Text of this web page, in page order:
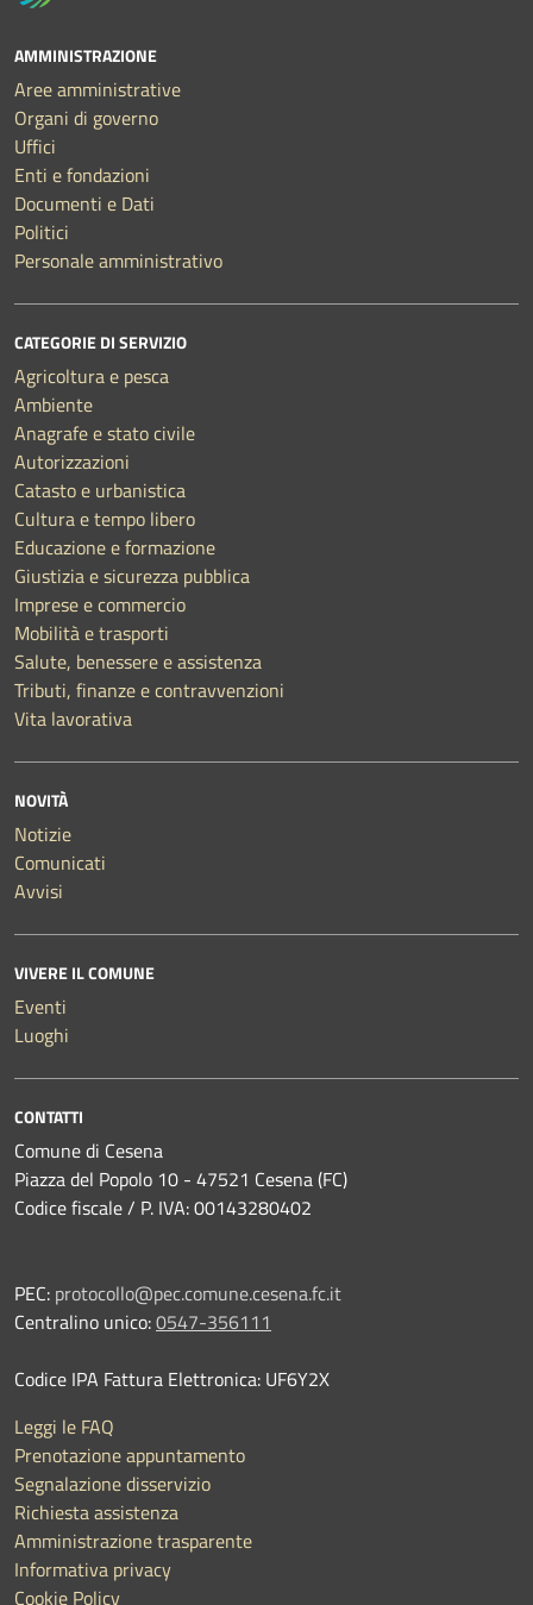
AMMINISTRAZIONE
Aree amministrative
Organi di governo
Uffici
Enti e fondazioni
Documenti e Dati
Politici
Personale amministrativo
CATEGORIE DI SERVIZIO
Agricoltura e pesca
Ambiente
Anagrafe e stato civile
Autorizzazioni
Catasto e urbanistica
Cultura e tempo libero
Educazione e formazione
Giustizia e sicurezza pubblica
Imprese e commercio
Mobilità e trasporti
Salute, benessere e assistenza
Tributi, finanze e contravvenzioni
Vita lavorativa
NOVITÀ
Notizie
Comunicati
Avvisi
VIVERE IL COMUNE
Eventi
Luoghi
CONTATTI
Comune di Cesena
Piazza del Popolo 10 - 47521 Cesena (FC)
Codice fiscale / P. IVA: 00143280402
PEC: protocollo@pec.comune.cesena.fc.it
Centralino unico:0547-356111
Codice IPA Fattura Elettronica: UF6Y2X
Leggi le FAQ
Prenotazione appuntamento
Segnalazione disservizio
Richiesta assistenza
Amministrazione trasparente
Informativa privacy
Cookie Policy